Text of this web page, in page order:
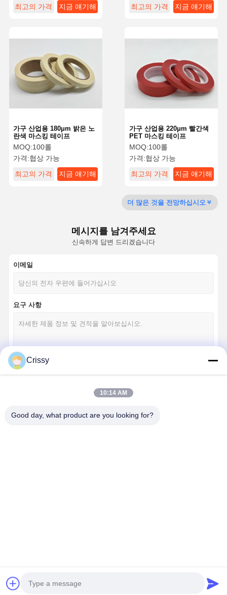
홈 제품 소개 VR 쇼 회사 소개
공장 투어 품질 관리 연락처 지금 얘기해
마스크 테이프
PET 필름
PTFE 테이프
PI 테이프
PI는 영화화됩니다
실리콘 필름
최고의 가격
지금 얘기해
최고의 가격
지금 얘기해
가구 산업용 220μm 빨간색
PET 마스킹 테이프
MOQ:100롤
가격:협상 가능
최고의 가격
지금 얘기해
가구 산업용 180μm 밝은 노
란색 마스킹 테이프
MOQ:100롤
가격:협상 가능
최고의 가격
지금 얘기해
더 많은 것을 전망하십시오
메시지를 남겨주세요
신속하게 답변 드리겠습니다
이메일
요구 사항
Material(Jiangsu)Co.,Ltd.. All Rights Reserved.
Crissy
10:14 AM
Good day, what product are you looking for?